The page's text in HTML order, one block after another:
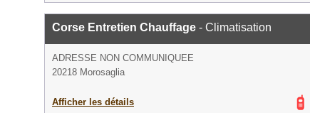
Corse Entretien Chauffage - Climatisation
ADRESSE NON COMMUNIQUEE
20218 Morosaglia
Afficher les détails